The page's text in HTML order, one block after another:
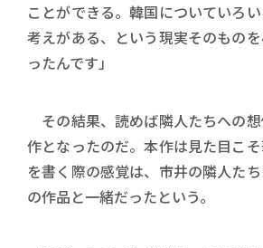
ことができる。韓国についていろ
考えがある、という現実そのもの
ったんです」
その結果、読めば隣人たちへの
作となったのだ。本作は見た目こ
を書く際の感覚は、市井の隣人た
の作品と一緒だったという。